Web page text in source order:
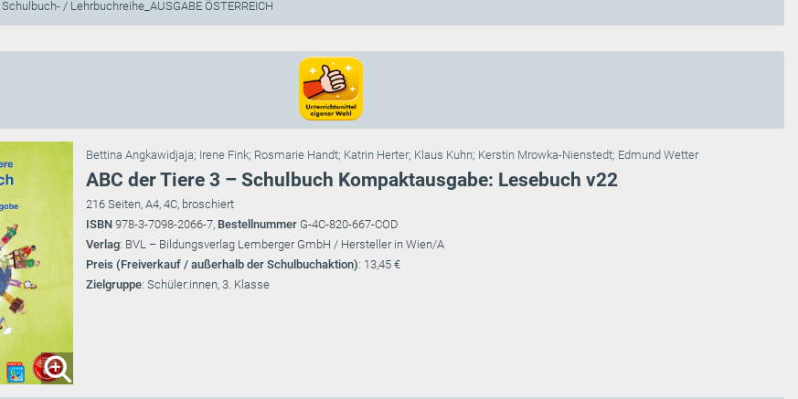
/ Lehrbuchreihe_AUSGABE ÖSTERREICH
Bettina Angkawidjaja; Irene Fink; Rosmarie Handt; Katrin Herter; Klaus Kuhn; Kerstin Mrowka-Nienstedt; Edmund Wetter
ABC der Tiere 3 – Schulbuch Kompaktausgabe: Lesebuch v22
216 Seiten, A4, 4C, broschiert
ISBN 978-3-7098-2066-7, Bestellnummer G-4C-820-667-COD
Verlag: BVL – Bildungsverlag Lemberger GmbH / Hersteller in Wien/A
Preis (Freiverkauf / außerhalb der Schulbuchaktion): 13,45 €
Zielgruppe: Schüler:innen, 3. Klasse